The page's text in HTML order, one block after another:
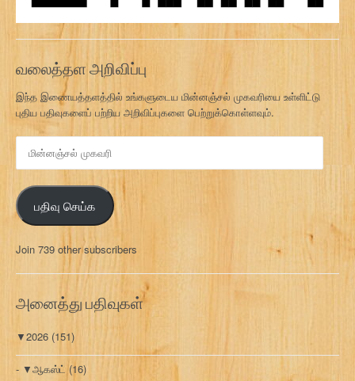
வலைத்தள அறிவிப்பு
இந்த இணையத்தளத்தில் உங்களுடைய மின்னஞ்சல் முகவரியை உள்ளிட்டு
புதிய பதிவுகளைப் பற்றிய அறிவிப்புகளை பெற்றுக்கொள்ளவும்.
ஞ்
ச
ல்
க
வ
பதிவு செய்க
Join 739 other subscribers
அனைத்து பதிவுகள்
▼2026 (151)
▼ஆகஸ்ட்(16)